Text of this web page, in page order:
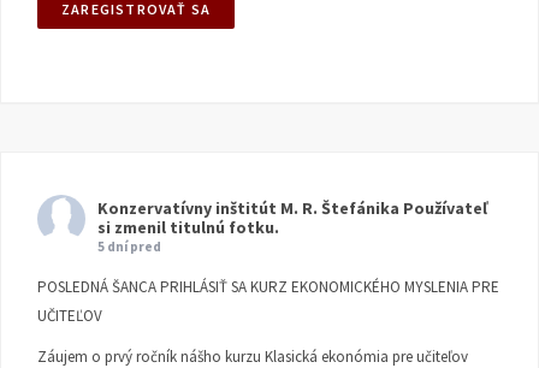
Konzervatívny inštitút M. R. Štefánika Používateľ
si zmenil titulnú fotku.
5 dní pred
POSLEDNÁ ŠANCA PRIHLÁSIŤ SA KURZ EKONOMICKÉHO MYSLENIA PRE
UČITEĽOV
Záujem o prvý ročník nášho kurzu Klasická ekonómia pre učiteľov